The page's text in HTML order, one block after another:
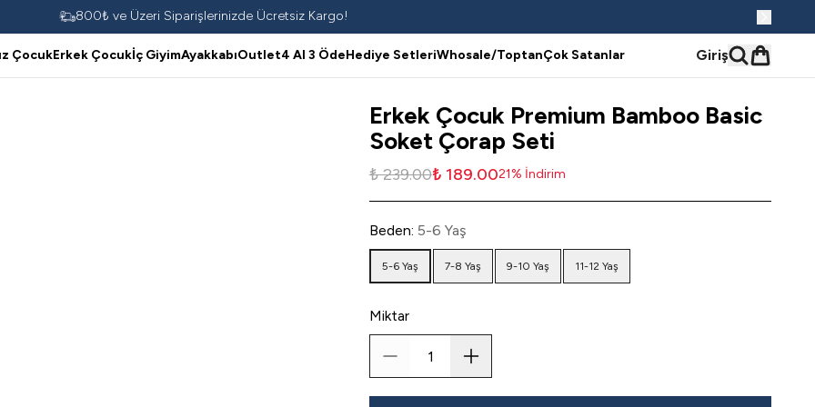
800₺ ve Üzeri Siparişlerinizde Ücretsiz Kargo!
ÇocukErkek Çocukİç GiyimAyakkabıOutlet4 Al 3 ÖdeHediye SetleriWhosale/ToptanÇok Satanlar Giriş
Erkek Çocuk Premium Bamboo Basic
Soket Çorap Seti
₺ 239.00₺ 189.0021% İndirim
Beden: 5-6 Yaş
5-6 Yaş 7-8 Yaş 9-10 Yaş 11-12 Yaş
Miktar